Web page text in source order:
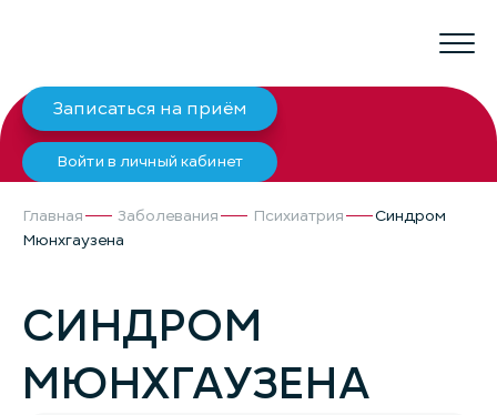
Записаться на приём
Войти в личный кабинет
Главная Заболевания Психиатрия
Синдром
Мюнхгаузена
СИНДРОМ
МЮНХГАУЗЕНА